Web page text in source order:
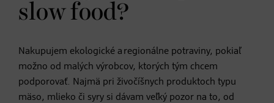
slow food?
Nakupujem ekologické a regionálne potraviny, pokiaľ
možno od malých výrobcov, ktorých tým chcem
podporovať. Najmä pri živočíšnych produktoch typu
mäso, mlieko či syry si dávam veľký pozor na to, od